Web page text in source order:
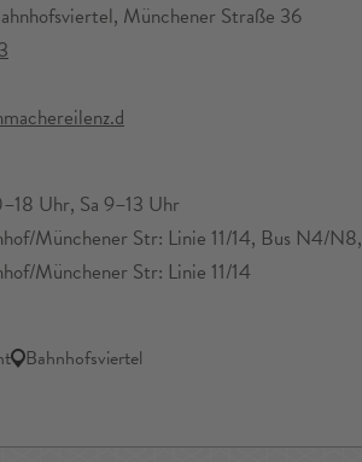
Münchener Straße 36
Uhr, Sa 9–13 Uhr
Münchener Str: Linie 11/14, Bus N4/N8,
Münchener Str: Linie 11/14
Bahnhofsviertel